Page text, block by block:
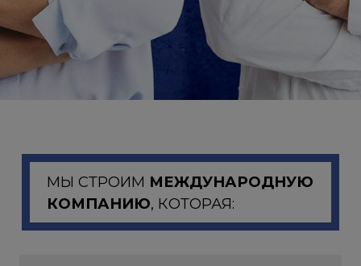
МЫ СТРОИМ МЕЖДУНАРОДНУЮ
КОМПАНИЮ, КОТОРАЯ: